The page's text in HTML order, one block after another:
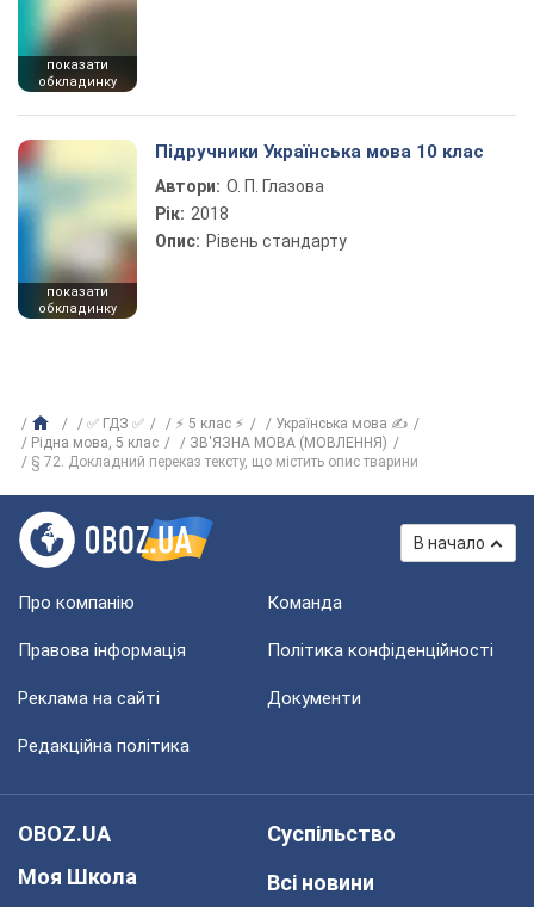
показати
обкладинку
показати
обкладинку
Підручники Українська мова 10 клас
Автори: О. П. Глазова
Рік: 2018
Опис: Рівень стандарту
✅ ГДЗ ✅ ⚡ 5 клас ⚡
Українська мова ✍
Рiдна мова, 5 клас
ЗВ'ЯЗНА МОВА (МОВЛЕННЯ)
§ 72. Докладний переказ тексту, що містить опис тварини
В начало
Про компанію Команда
Правова інформація Політика конфіденційності
Реклама на сайті Документи
Редакційна політика
OBOZ.UA
Моя Школа
Суспільство
Всі новини